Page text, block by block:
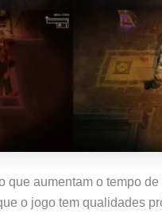
que aumentam o tempo
o jogo tem qualidades